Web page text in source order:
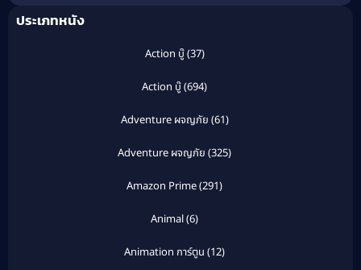
ประเภทหนัง
Action บู๊(37)
Action บู๊(694)
Adventure ผจญภัย (61)
Adventure ผจญภัย (325)
Amazon Prime(291)
Animal(6)
Animation การ์ตูน (12)